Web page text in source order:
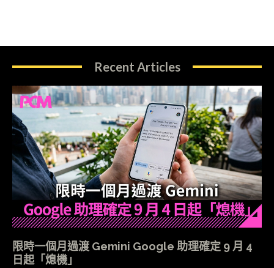
Recent Articles
限時一個月過渡 Gemini Google 助理確定 9 月 4
日起「熄機」